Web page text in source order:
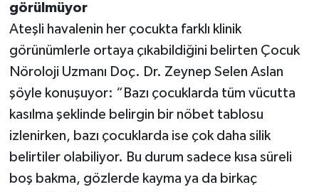
görülmüyor
Ateşli havalenin her çocukta farklı klinik
görünümlerle ortaya çıkabildiğini belirten Çocuk
Nöroloji Uzmanı Doç. Dr. Zeynep Selen Aslan
şöyle konuşuyor: “Bazı çocuklarda tüm vücutta
kasılma şeklinde belirgin bir nöbet tablosu
izlenirken, bazı çocuklarda ise çok daha silik
belirtiler olabiliyor. Bu durum sadece kısa süreli
boş bakma, gözlerde kayma ya da birkaç